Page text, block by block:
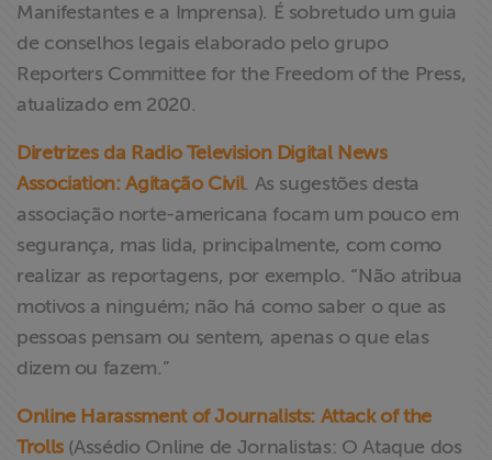
Manifestantes e a Imprensa). É sobretudo um guia
de conselhos legais elaborado pelo grupo
Reporters Committee for the Freedom of the Press,
atualizado em 2020.
Diretrizes da Radio Television Digital News
Association: Agitação Civil. As sugestões desta
associação norte-americana focam um pouco em
segurança, mas lida, principalmente, com como
realizar as reportagens, por exemplo. “Não atribua
motivos a ninguém; não há como saber o que as
pessoas pensam ou sentem, apenas o que elas
dizem ou fazem.”
Online Harassment of Journalists: Attack of the
Trolls(Assédio Online de Jornalistas: O Ataque dos